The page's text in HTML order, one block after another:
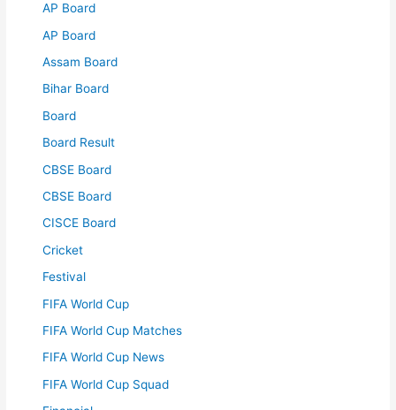
AP Board
AP Board
Assam Board
Bihar Board
Board
Board Result
CBSE Board
CBSE Board
CISCE Board
Cricket
Festival
FIFA World Cup
FIFA World Cup Matches
FIFA World Cup News
FIFA World Cup Squad